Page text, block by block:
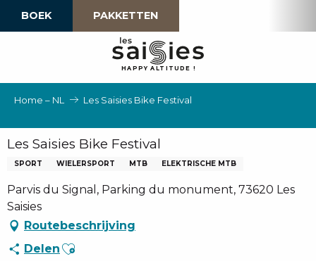
BOEK PAKKETTEN
HAPPY ALTI TU D E !
Home – NL Les Saisies Bike Festival
Les Saisies Bike Festival
SPORT WIELERSPORT MTB ELEKTRISCHE MTB
Parvis du Signal, Parking du monument, 73620 Les
Saisies
Routebeschrijving
Delen Ajouter aux favoris